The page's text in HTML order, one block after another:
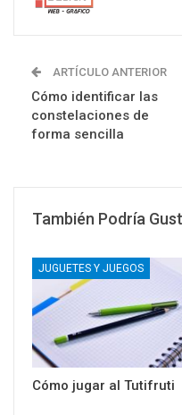
ARTÍCULO ANTERIOR
Cómo identificar las
constelaciones de
forma sencilla
También Podría
JUGUETES Y JUEGOS
Cómo jugar al Tutifruti